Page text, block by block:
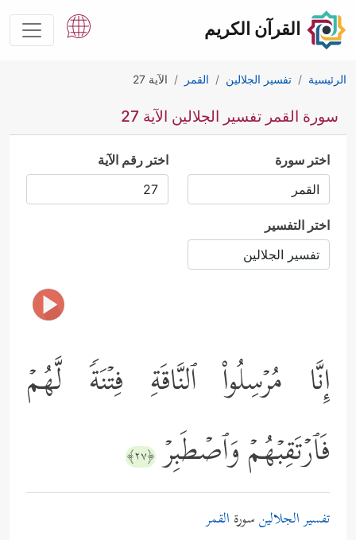
القرآن الكريم
الرئيسية تفسير الجلالين القمر الآية 27
سورة القمر تفسير الجلالين الآية 27
اختر سورة اختر رقم الآية
اختر التفسير
إِنَّا مُرۡسِلُواْ ٱلنَّاقَةِ فِتۡنَةࣰ لَّهُمۡ
فَٱرۡتَقِبۡهُمۡ وَٱصۡطَبِرۡ ﴿٢٧﴾
تفسير الجلالينسورة القمر